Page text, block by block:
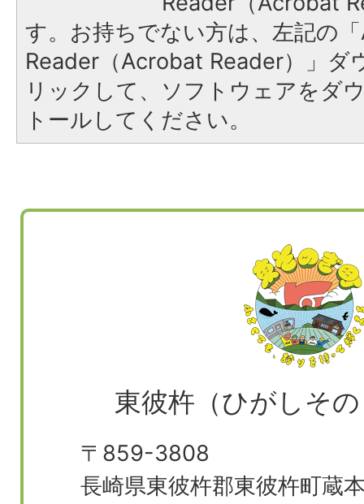
す。お持ちでない方は、左記の
Reader（Acrobat Reader）」ダ
リックして、ソフトウェアをダ
トールしてください。
東彼杵（ひがしそ
〒859-3808
長崎県東彼杵郡東彼杵町蔵